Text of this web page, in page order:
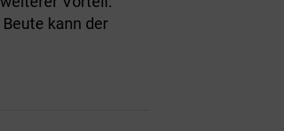
kann der